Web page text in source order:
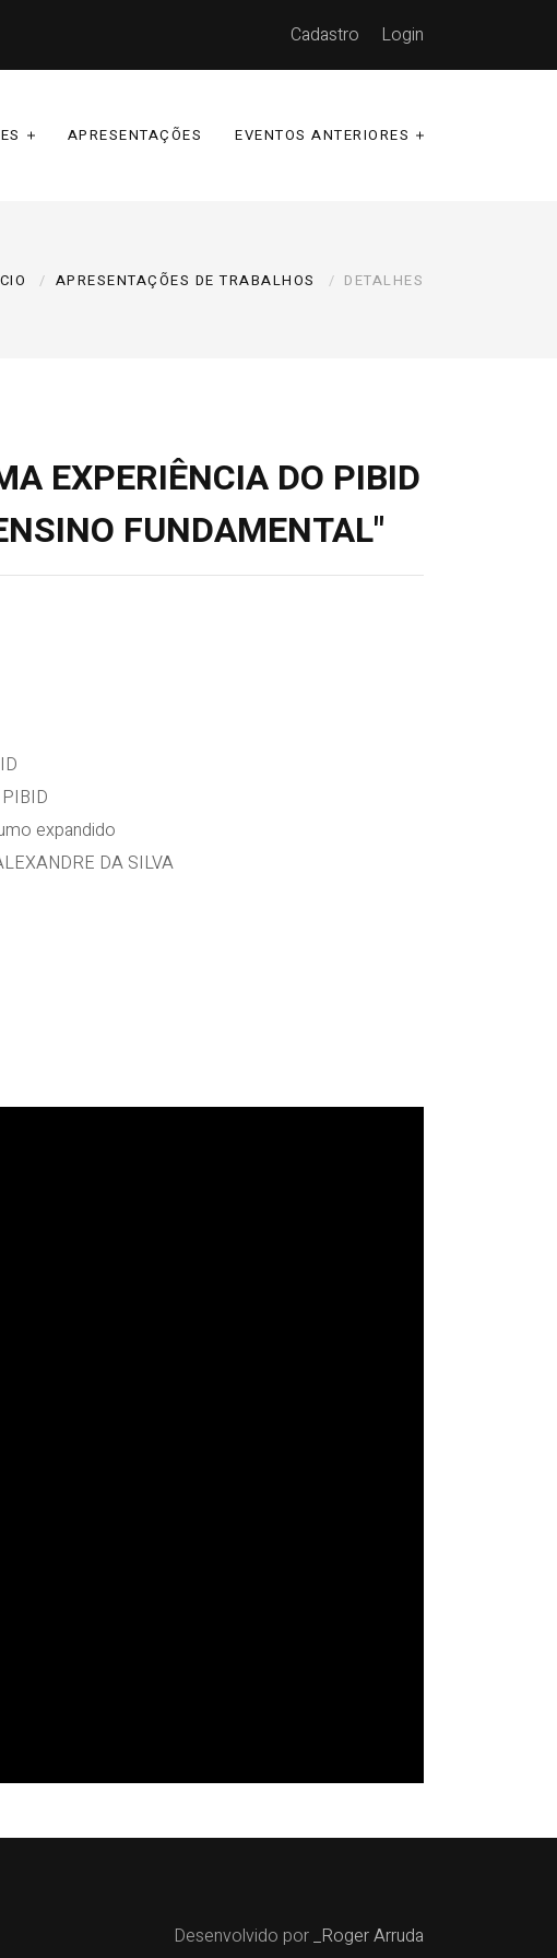
Cadastro Login
APRESENTAÇÕES EVENTOS ANTERIORES
APRESENTAÇÕES DE TRABALHOS DETALHES
EXPERIÊNCIA DO PIBID
FUNDAMENTAL"
expandido
DA SILVA
Desenvolvido por_Roger Arruda